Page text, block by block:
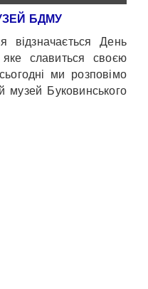
БДМУ
День
яке славиться своєю
ми розповімо
музей Буковинського